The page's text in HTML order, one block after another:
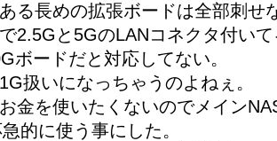
る長めの拡張ボードは全部刺せ
2.5Gと5GのLANコネクタ付い
ボードだと対応してない。
扱いになっちゃうのよねぇ。
金を使いたくないのでメイン
的に使う事にした。